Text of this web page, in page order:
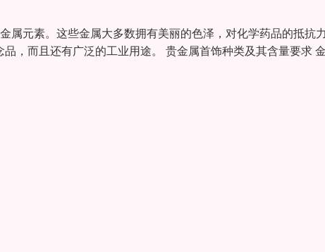
属元素。这些金属大多数拥有美丽的色泽，对化学药品的抵抗
，而且还有广泛的工业用途。 贵金属首饰种类及其含量要求